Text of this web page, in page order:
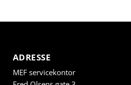
ADRESSE
MEF servicekontor